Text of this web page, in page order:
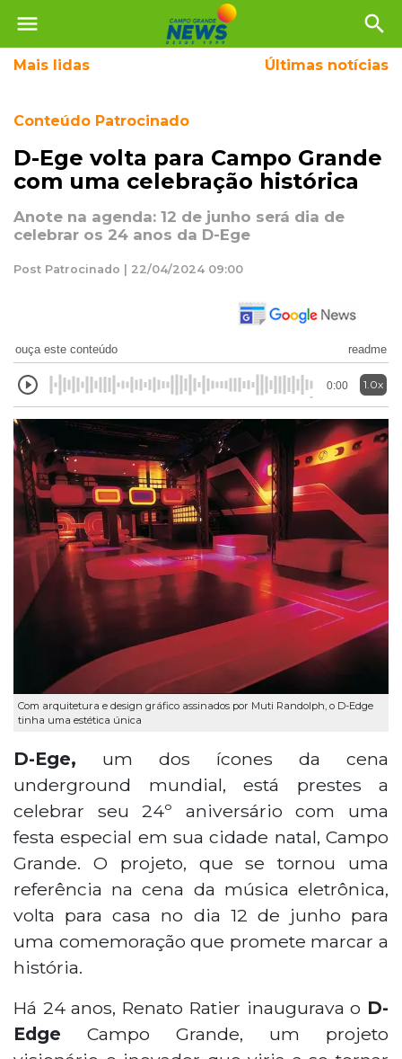
menu search
Mais lidas Últimas notícias
Conteúdo Patrocinado
D-Ege volta para Campo Grande
com uma celebração histórica
Anote na agenda: 12 de junho será dia de
celebrar os 24 anos da D-Ege
Post Patrocinado | 22/04/2024 09:00
ouça este conteúdo readme
0:00 1.0x
Com arquitetura e design gráfico assinados por Muti Randolph, o D-Edge
tinha uma estética única
D-Ege, um dos ícones da cena
underground mundial, está prestes a
celebrar seu 24º aniversário com uma
festa especial em sua cidade natal, Campo
Grande. O projeto, que se tornou uma
referência na cena da música eletrônica,
volta para casa no dia 12 de junho para
uma comemoração que promete marcar a
história.
Há 24 anos, Renato Ratier inaugurava o D-
Edge Campo Grande, um projeto